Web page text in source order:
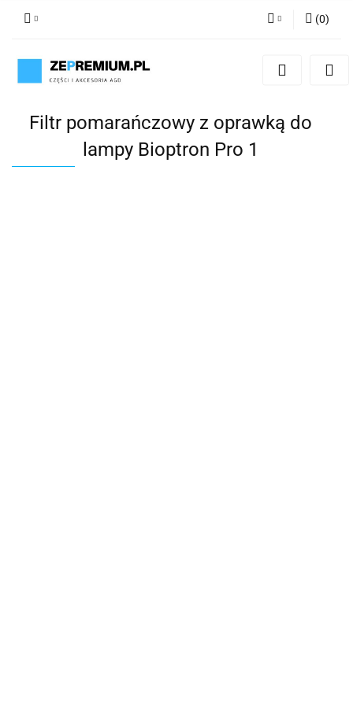
(0)
Filtr pomarańczowy z oprawką do
lampy Bioptron Pro 1